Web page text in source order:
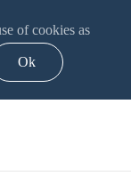
of cookies as
Ok